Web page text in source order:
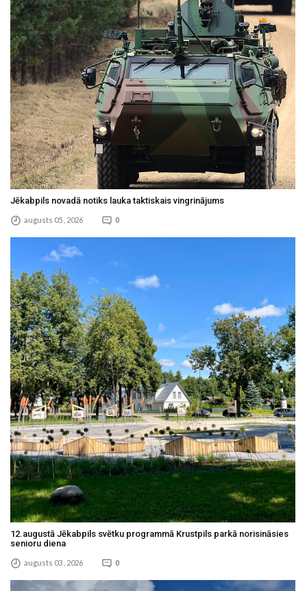
Jēkabpils novadā notiks lauka taktiskais vingrinājums
augusts 05 , 2026 0
12.augustā Jēkabpils svētku programmā Krustpils parkā norisināsies
senioru diena
augusts 03 , 2026 0